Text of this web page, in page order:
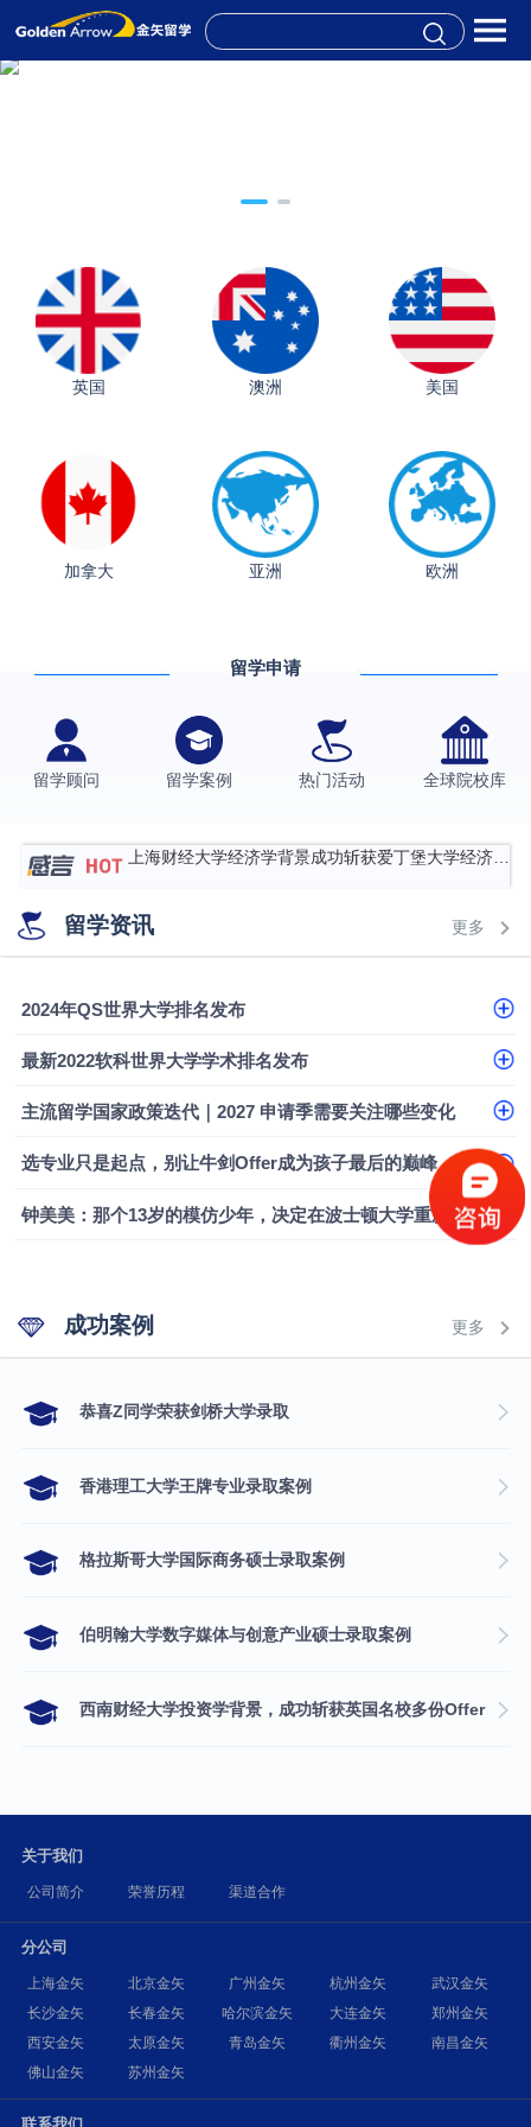
英国 澳洲 美国
加拿大 亚洲 欧洲
留学申请
留学顾问 留学案例 热门活动 全球院校库
香港理工大学王牌专业录取案例
格拉斯哥大学国际商务硕士录取案例
伯明翰大学数字媒体与创意产业硕士录取案例
Offer
上海财经大学经济学背景成功斩获爱丁堡大学经济学
专科逆袭伦敦大学学院UCL录取案例解析
从上海财大2+2到谢菲尔德：低均分逆袭QS百强金
融会计硕士实录
​恭喜Z同学荣获剑桥大学录取
留学资讯 更多
2024年QS世界大学排名发布
最新2022软科世界大学学术排名发布
主流留学国家政策迭代｜2027 申请季需要关注哪些变化
选专业只是起点，别让牛剑Offer成为孩子最后的巅峰
钟美美：那个13岁的模仿少年，决定在波士顿大学重新定义自己
成功案例 更多
​恭喜Z同学荣获剑桥大学录取
香港理工大学王牌专业录取案例
格拉斯哥大学国际商务硕士录取案例
伯明翰大学数字媒体与创意产业硕士录取案例
西南财经大学投资学背景，成功斩获英国名校多份Offer
关于我们
公司简介 荣誉历程 渠道合作
分公司
上海金矢 北京金矢 广州金矢 杭州金矢
武汉金矢
长沙金矢
长春金矢 哈尔滨金矢 大连金矢
郑州金矢
西安金矢
太原金矢 青岛金矢 衢州金矢
南昌金矢
佛山金矢
苏州金矢